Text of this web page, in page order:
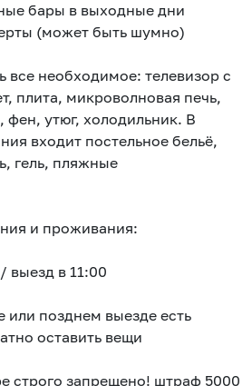
бары в выходные дни
(может быть шумно)
все необходимое: телевизор с
плита, микроволновая печь,
фен, утюг, холодильник. В
входит постельное бельё,
гель, пляжные
и проживания:
выезд в 11:00
или позднем выезде есть
оставить вещи
строго запрещено! штраф 5000